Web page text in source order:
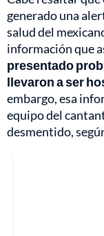
generado una
salud del
información que
presentado
llevaron a ser
embargo, esa
equipo del
desmentido,